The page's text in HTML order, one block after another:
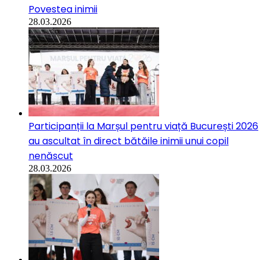
Povestea inimii
28.03.2026
Participanții la Marșul pentru viață București 2026
au ascultat în direct bătăile inimii unui copil
nenăscut
28.03.2026